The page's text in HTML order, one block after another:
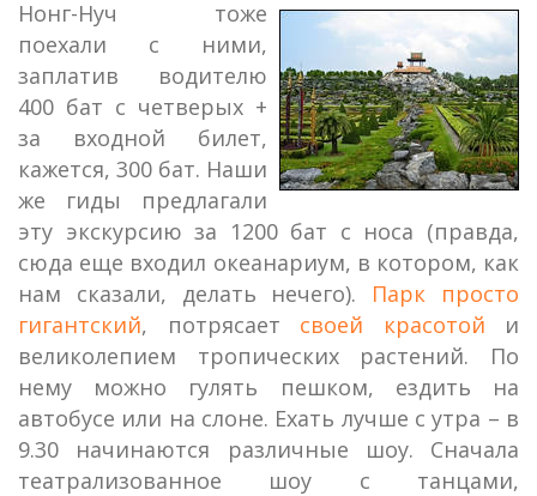
Нонг-Нуч тоже
поехали с ними,
заплатив водителю
400 бат с четверых +
за входной билет,
кажется, 300 бат. Наши
же гиды предлагали
эту экскурсию за 1200 бат с носа (правда,
сюда еще входил океанариум, в котором, как
нам сказали, делать нечего). Парк просто
гигантский, потрясает своей красотой и
великолепием тропических растений. По
нему можно гулять пешком, ездить на
автобусе или на слоне. Ехать лучше с утра – в
9.30 начинаются различные шоу. Сначала
театрализованное шоу с танцами,